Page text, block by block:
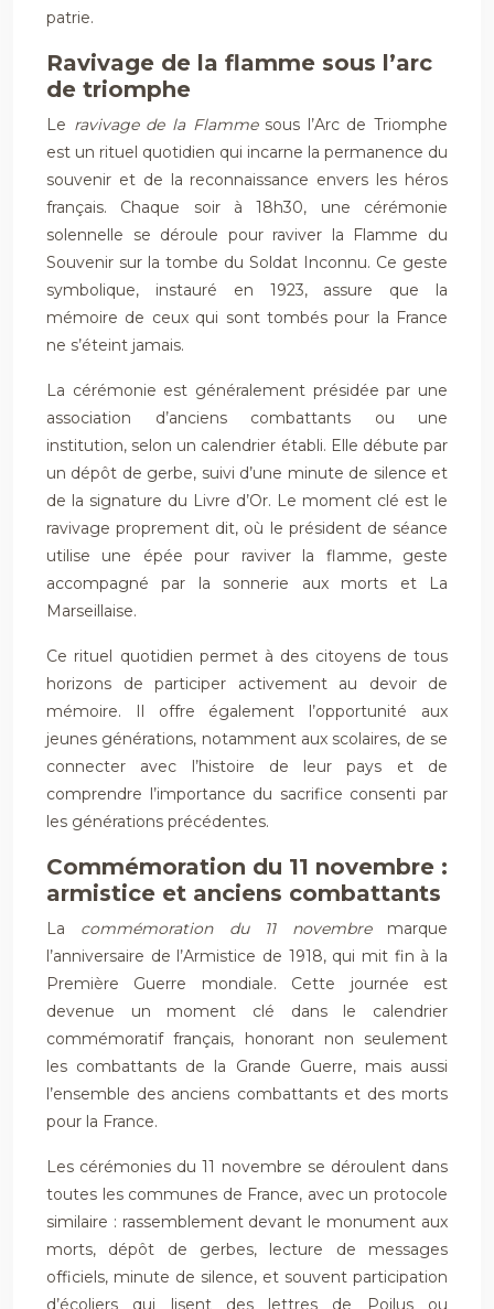
patrie.
Ravivage de la flamme sous l’arc
de triomphe
Le ravivage de la Flammesous l’Arc de Triomphe
est un rituel quotidien qui incarne la permanence du
souvenir et de la reconnaissance envers les héros
français. Chaque soir à 18h30, une cérémonie
solennelle se déroule pour raviver la Flamme du
Souvenir sur la tombe du Soldat Inconnu. Ce geste
symbolique, instauré en 1923, assure que la
mémoire de ceux qui sont tombés pour la France
ne s’éteint jamais.
La cérémonie est généralement présidée par une
association d’anciens combattants ou une
institution, selon un calendrier établi. Elle débute par
un dépôt de gerbe, suivi d’une minute de silence et
de la signature du Livre d’Or. Le moment clé est le
ravivage proprement dit, où le président de séance
utilise une épée pour raviver la flamme, geste
accompagné par la sonnerie aux morts et La
Marseillaise.
Ce rituel quotidien permet à des citoyens de tous
horizons de participer activement au devoir de
mémoire. Il offre également l’opportunité aux
jeunes générations, notamment aux scolaires, de se
connecter avec l’histoire de leur pays et de
comprendre l’importance du sacrifice consenti par
les générations précédentes.
Commémoration du 11 novembre :
armistice et anciens combattants
La commémoration du 11 novembremarque
l’anniversaire de l’Armistice de 1918, qui mit fin à la
Première Guerre mondiale. Cette journée est
devenue un moment clé dans le calendrier
commémoratif français, honorant non seulement
les combattants de la Grande Guerre, mais aussi
l’ensemble des anciens combattants et des morts
pour la France.
Les cérémonies du 11 novembre se déroulent dans
toutes les communes de France, avec un protocole
similaire : rassemblement devant le monument aux
morts, dépôt de gerbes, lecture de messages
officiels, minute de silence, et souvent participation
d’écoliers qui lisent des lettres de Poilus ou